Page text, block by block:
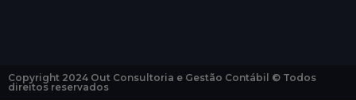
Copyright 2024 Out Consultoria e Gestão Contábil © Todos
direitos reservados